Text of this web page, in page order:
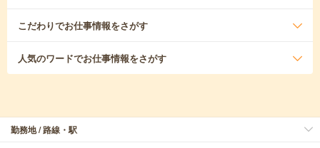
こだわりでお仕事情報をさがす
人気のワードでお仕事情報をさがす
勤務地 / 路線・駅